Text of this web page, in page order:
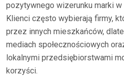
pozytywnego wizerunku marki w
Klienci często wybierają firmy,
przez innych mieszkańców,
mediach społecznościowych
lokalnymi przedsiębiorstwami
korzyści.